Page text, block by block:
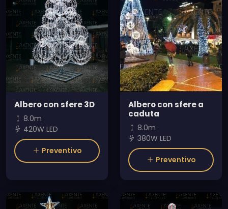
Albero con sfere 3D
8.0m
420W LED
Preventivo
Albero con sfere a
caduta
8.0m
380W LED
Preventivo